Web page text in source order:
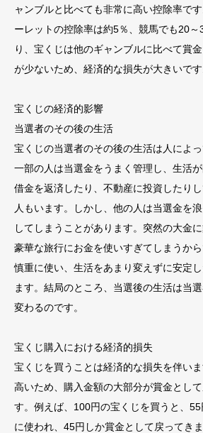
ャンブルと比べても非常に高い控除率で
ーレットの控除率は約5％、競馬でも20～
り、宝くじは他のギャンブルに比べて賞
が少ないため、経済的な損失が大きいです
宝くじの経済的影響
当選者のその後の生活
宝くじの当選者のその後の生活は人によっ
一部の人は当選金をうまく管理し、生活が
借金を返済したり、不動産に投資したり
人もいます。しかし、他の人は当選金を
してしまうことがあります。突然の大金
豪華な旅行にお金を使いすぎてしまうか
慎重に使い、生活をあまり変えずに安定
ます。結局のところ、当選後の生活は当
変わるのです。
宝くじ購入における経済的損失
宝くじを買うことは経済的な損失を伴い
高いため、購入金額の大部分が賞金とし
す。例えば、100円の宝くじを買うと、
に使われ、45円しか賞金として戻ってき